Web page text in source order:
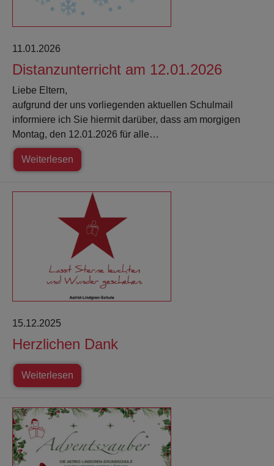
11.01.2026
Distanzunterricht am 12.01.2026
Liebe Eltern,
aufgrund der uns vorliegenden aktuellen Schulmail
informiere ich Sie hiermit darüber, dass am morgigen
Montag, den 12.01.2026 für alle…
Weiterlesen
15.12.2025
Herzlichen Dank
Weiterlesen